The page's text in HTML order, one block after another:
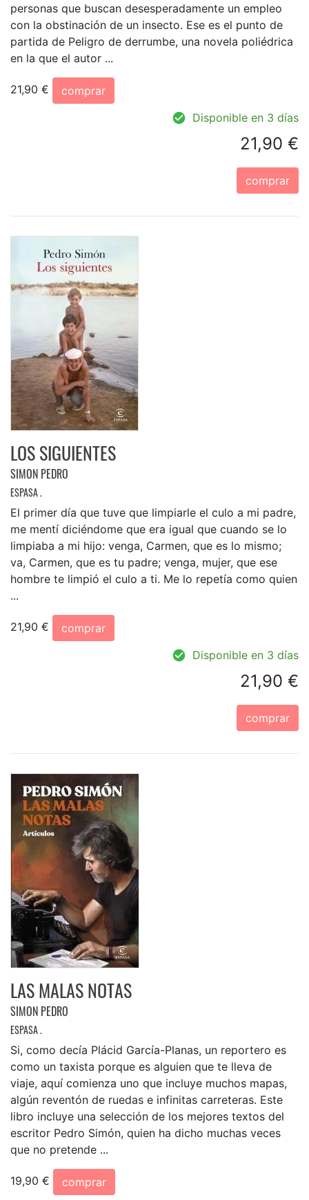
personas que buscan desesperadamente un empleo
con la obstinación de un insecto. Ese es el punto de
partida de Peligro de derrumbe, una novela poliédrica
en la que el autor ...
21,90 €
comprar
Disponible en 3 días
21,90 €
comprar
LOS SIGUIENTES
SIMON PEDRO
ESPASA .
El primer día que tuve que limpiarle el culo a mi padre,
me mentí diciéndome que era igual que cuando se lo
limpiaba a mi hijo: venga, Carmen, que es lo mismo;
va, Carmen, que es tu padre; venga, mujer, que ese
hombre te limpió el culo a ti. Me lo repetía como quien
...
21,90 €
comprar
Disponible en 3 días
21,90 €
comprar
LAS MALAS NOTAS
SIMON PEDRO
ESPASA .
Si, como decía Plácid García-Planas, un reportero es
como un taxista porque es alguien que te lleva de
viaje, aquí comienza uno que incluye muchos mapas,
algún reventón de ruedas e infinitas carreteras. Este
libro incluye una selección de los mejores textos del
escritor Pedro Simón, quien ha dicho muchas veces
que no pretende ...
19,90 € comprar